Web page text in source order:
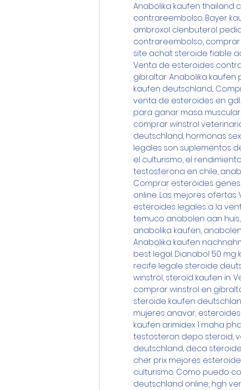
Anabolika kaufen thailand
contrareembolso. Bayer
ambroxol clenbuterol
contrareembolso,
site achat steroide fiable
Venta de esteroides
gibraltar. Anabolika
kaufen deutschland,.
venta de esteroides en
para ganar masa
comprar winstrol
deutschland, hormonas
legales son suplementos
el culturismo, el
testosterona en chile,
Comprar esteroides
online. Las mejores
esteroides legales a la
temuco anabolen aan
anabolika kaufen,
Anabolika kaufen
best legal. Dianabol 50
recife legale steroide
winstrol, steroid kaufen in.
comprar winstrol en
steroide kaufen
mujeres anavar,
kaufen arimidex 1 maha
testosteron depo steroid,
deutschland, deca
cher prix mejores
culturismo. Como puedo
deutschland online, hgh